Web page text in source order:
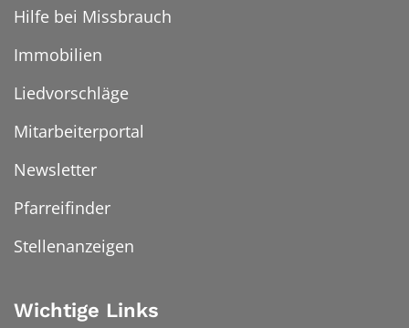
Hilfe bei Missbrauch
Immobilien
Liedvorschläge
Mitarbeiterportal
Newsletter
Pfarreifinder
Stellenanzeigen
Wichtige Links